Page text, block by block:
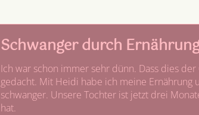
Schwanger durch
Ich war schon immer sehr dünn. Dass dies
gedacht. Mit Heidi habe ich meine Ernährung
schwanger. Unsere Tochter ist jetzt drei
hat.